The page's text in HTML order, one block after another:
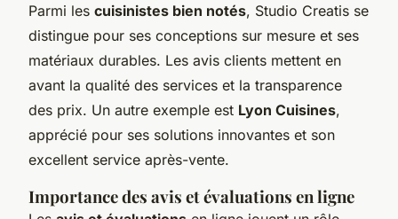
Parmi les cuisinistes bien notés, Studio Creatis se
distingue pour ses conceptions sur mesure et ses
matériaux durables. Les avis clients mettent en
avant la qualité des services et la transparence
des prix. Un autre exemple est Lyon Cuisines,
apprécié pour ses solutions innovantes et son
excellent service après-vente.
Importance des avis et évaluations en ligne